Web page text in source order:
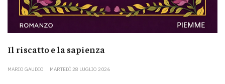
Il riscatto e la sapienza
MARIO GAUDIO MARTEDÌ 28 LUGLIO 2026